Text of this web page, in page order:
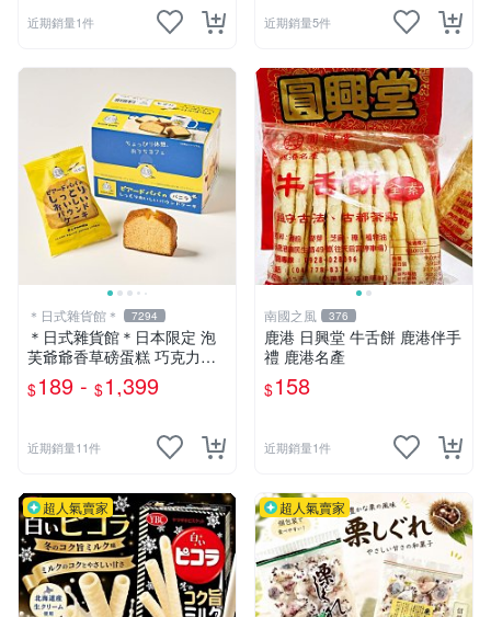
近期銷量1件 近期銷量5件
＊日式雜貨館＊ 7294
＊日式雜貨館＊日本限定 泡
芙爺爺香草磅蛋糕 巧克力磅
蛋糕 井村屋蜂蜜長崎蛋糕 抹
茶長崎蛋糕 15入 千年屋年輪
$189 - $1,399
近期銷量11件
南國之風 376
鹿港 日興堂 牛舌餅 鹿港伴手
禮 鹿港名產
$158
近期銷量1件
超人氣賣家 超人氣賣家